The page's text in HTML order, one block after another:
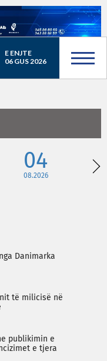
E ENJTE
06 GUS 2026
04
08.2026
Danimarka
të milicisë në
publikimin e
e tjera